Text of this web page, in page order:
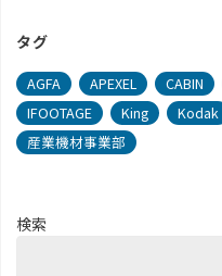
タグ
AGFA APEXEL CABIN
IFOOTAGE
King Kodak
産業機材事業部
検索